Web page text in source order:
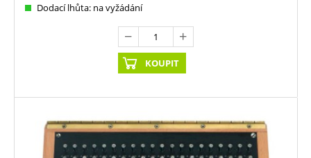
Dodací lhůta: na vyžádání
KOUPIT